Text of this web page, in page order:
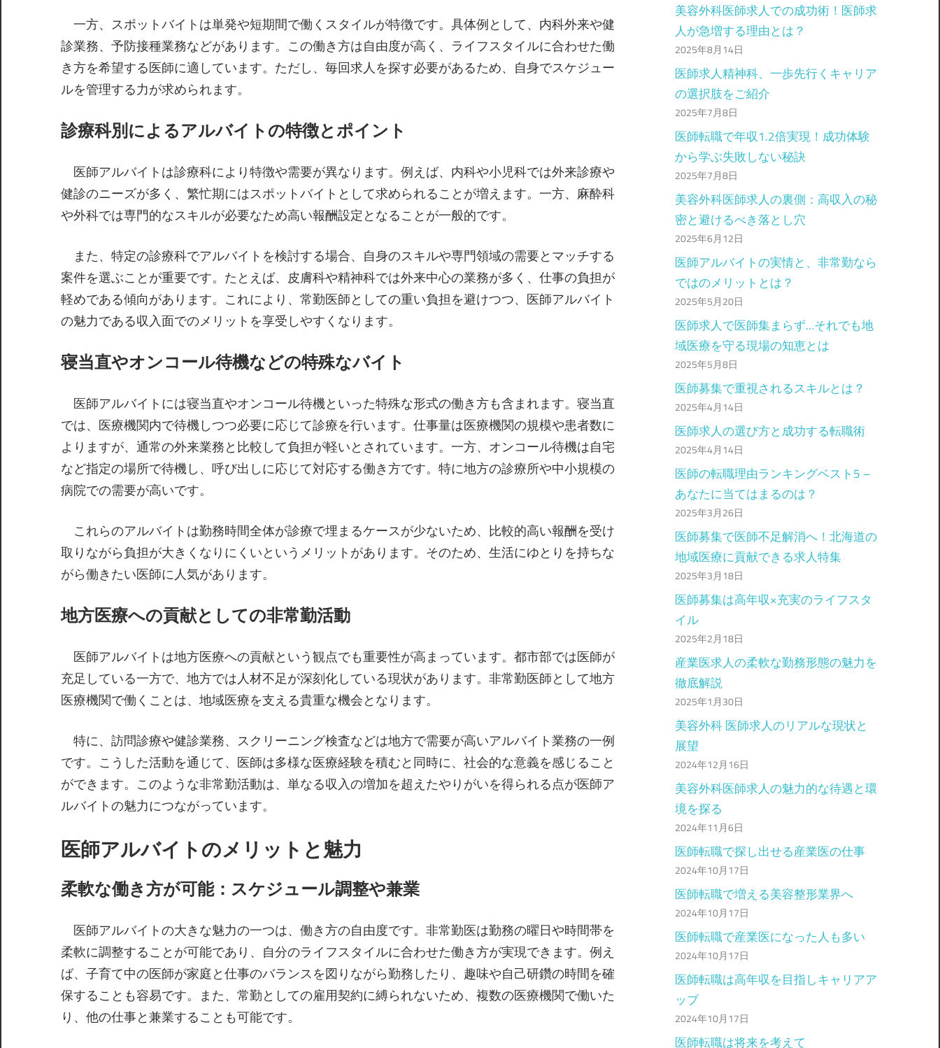
一方、スポットバイトは単発や短期間で働くスタイルが特徴です。具体例として、内科外来や健
診業務、予防接種業務などがあります。この働き方は自由度が高く、ライフスタイルに合わせた働
き方を希望する医師に適しています。ただし、毎回求人を探す必要があるため、自身でスケジュー
ルを管理する力が求められます。
診療科別によるアルバイトの特徴とポイント
医師アルバイトは診療科により特徴や需要が異なります。例えば、内科や小児科では外来診療や
健診のニーズが多く、繁忙期にはスポットバイトとして求められることが増えます。一方、麻酔科
や外科では専門的なスキルが必要なため高い報酬設定となることが一般的です。
また、特定の診療科でアルバイトを検討する場合、自身のスキルや専門領域の需要とマッチする
案件を選ぶことが重要です。たとえば、皮膚科や精神科では外来中心の業務が多く、仕事の負担が
軽めである傾向があります。これにより、常勤医師としての重い負担を避けつつ、医師アルバイト
の魅力である収入面でのメリットを享受しやすくなります。
寝当直やオンコール待機などの特殊なバイト
医師アルバイトには寝当直やオンコール待機といった特殊な形式の働き方も含まれます。寝当直
では、医療機関内で待機しつつ必要に応じて診療を行います。仕事量は医療機関の規模や患者数に
よりますが、通常の外来業務と比較して負担が軽いとされています。一方、オンコール待機は自宅
など指定の場所で待機し、呼び出しに応じて対応する働き方です。特に地方の診療所や中小規模の
病院での需要が高いです。
これらのアルバイトは勤務時間全体が診療で埋まるケースが少ないため、比較的高い報酬を受け
取りながら負担が大きくなりにくいというメリットがあります。そのため、生活にゆとりを持ちな
がら働きたい医師に人気があります。
地方医療への貢献としての非常勤活動
医師アルバイトは地方医療への貢献という観点でも重要性が高まっています。都市部では医師が
充足している一方で、地方では人材不足が深刻化している現状があります。非常勤医師として地方
医療機関で働くことは、地域医療を支える貴重な機会となります。
特に、訪問診療や健診業務、スクリーニング検査などは地方で需要が高いアルバイト業務の一例
です。こうした活動を通じて、医師は多様な医療経験を積むと同時に、社会的な意義を感じること
ができます。このような非常勤活動は、単なる収入の増加を超えたやりがいを得られる点が医師ア
ルバイトの魅力につながっています。
医師アルバイトのメリットと魅力
柔軟な働き方が可能：スケジュール調整や兼業
医師アルバイトの大きな魅力の一つは、働き方の自由度です。非常勤医は勤務の曜日や時間帯を
柔軟に調整することが可能であり、自分のライフスタイルに合わせた働き方が実現できます。例え
ば、子育て中の医師が家庭と仕事のバランスを図りながら勤務したり、趣味や自己研鑽の時間を確
保することも容易です。また、常勤としての雇用契約に縛られないため、複数の医療機関で働いた
り、他の仕事と兼業することも可能です。
美容外科医師求人での成功術！医師求
人が急増する理由とは？
2025年8月14日
医師求人精神科、一歩先行くキャリア
の選択肢をご紹介
2025年7月8日
医師転職で年収1.2倍実現！成功体験
から学ぶ失敗しない秘訣
2025年7月8日
美容外科医師求人の裏側：高収入の秘
密と避けるべき落とし穴
2025年6月12日
医師アルバイトの実情と、非常勤なら
ではのメリットとは？
2025年5月20日
医師求人で医師集まらず…それでも地
域医療を守る現場の知恵とは
2025年5月8日
医師募集で重視されるスキルとは？
2025年4月14日
医師求人の選び方と成功する転職術
2025年4月14日
医師の転職理由ランキングベスト5 –
あなたに当てはまるのは？
2025年3月26日
医師募集で医師不足解消へ！北海道の
地域医療に貢献できる求人特集
2025年3月18日
医師募集は高年収×充実のライフスタ
イル
2025年2月18日
産業医求人の柔軟な勤務形態の魅力を
徹底解説
2025年1月30日
美容外科 医師求人のリアルな現状と
展望
2024年12月16日
美容外科医師求人の魅力的な待遇と環
境を探る
2024年11月6日
医師転職で探し出せる産業医の仕事
2024年10月17日
医師転職で増える美容整形業界へ
2024年10月17日
医師転職で産業医になった人も多い
2024年10月17日
医師転職は高年収を目指しキャリアア
ップ
2024年10月17日
医師転職は将来を考えて